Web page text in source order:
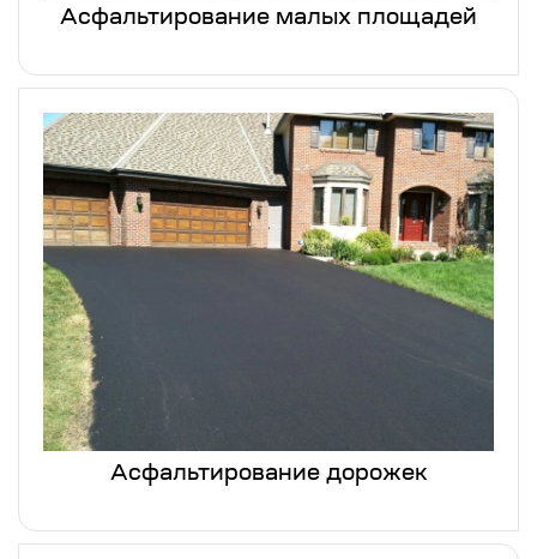
Асфальтирование малых площадей
Асфальтирование дорожек